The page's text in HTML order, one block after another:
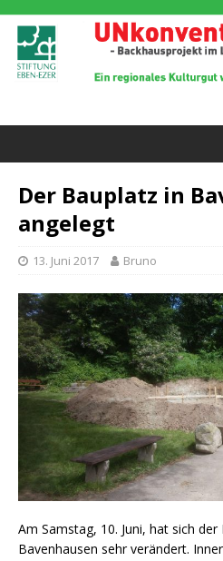
Der Bauplatz in
angelegt
13. Juni 2017 Bruno
Am Samstag, 10. Juni, hat sich
Bavenhausen sehr verändert.